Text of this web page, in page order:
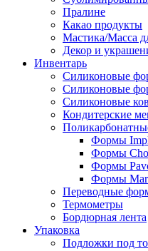
Пралине
Какао продукты
Мастика/Масса
Декор и
Инвентарь
Силиконовые
Силиконовые
Силиконовые
Кондитерские
Формы
Формы
Формы
Формы
Переводные
Термометры
Бордюрная лента
Упаковка
Подложки под